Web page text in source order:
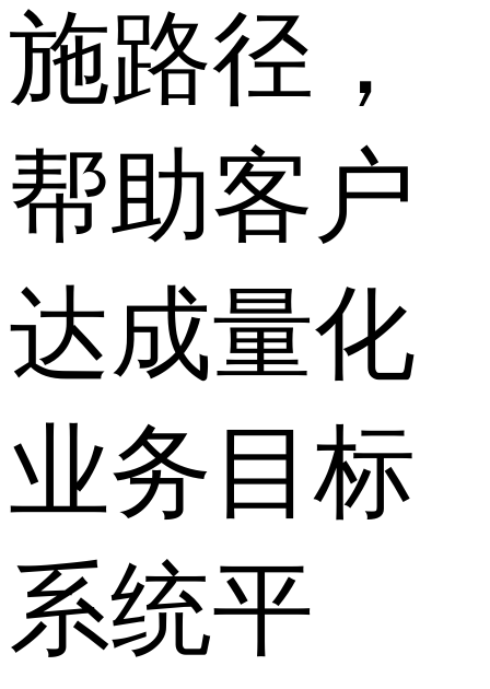
施路径，
帮助客户
达成量化
业务目标
系统平